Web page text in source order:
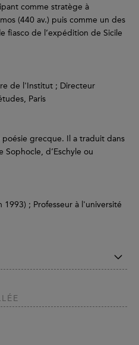
comme stratège à
(440 av.) puis comme un des
fiasco de l’expédition de Sicile
de l'Institut ; Directeur
Paris
grecque. Il a traduit dans
Sophocle, d’Eschyle ou
; Professeur à l'université